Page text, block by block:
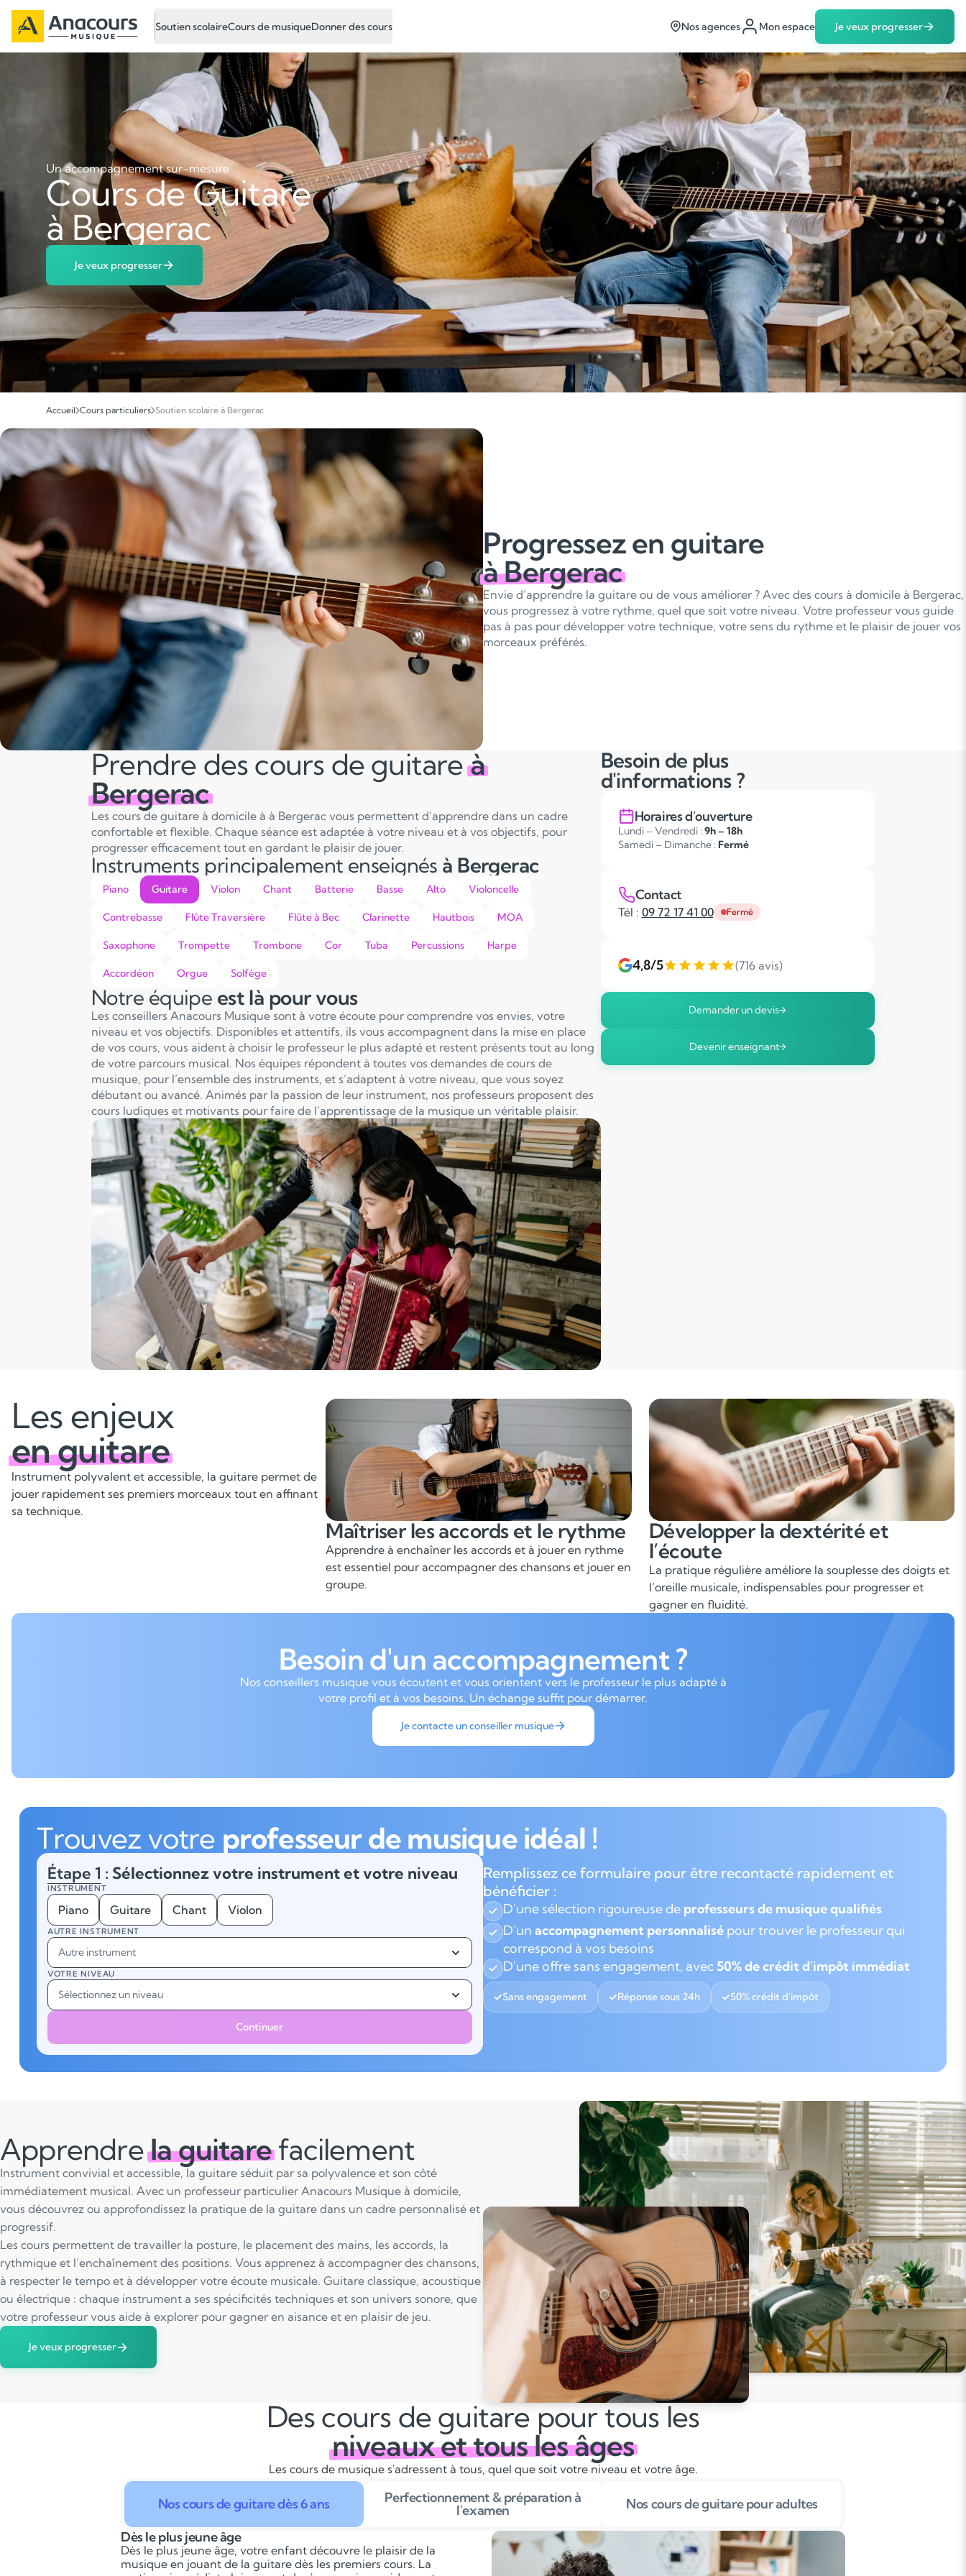
Soutien scolaireCours de musiqueDonner des cours Nos agences Mon espace Je veux progresser
Un accompagnement sur-mesure
Cours de Guitare
à Bergerac
Je veux progresser
Accueil Cours particuliers Soutien scolaire à Bergerac
Progressez en guitare
à Bergerac
Envie d’apprendre la guitare ou de vous améliorer ? Avec des cours à domicile à Bergerac,
vous progressez à votre rythme, quel que soit votre niveau. Votre professeur vous guide
pas à pas pour développer votre technique, votre sens du rythme et le plaisir de jouer vos
morceaux préférés.
Prendre des cours de guitareà
Bergerac
Les cours de guitare à domicile à à Bergerac vous permettent d’apprendre dans un cadre
confortable et flexible. Chaque séance est adaptée à votre niveau et à vos objectifs, pour
progresser efficacement tout en gardant le plaisir de jouer.
Instruments principalement enseignés à Bergerac
Piano Guitare Violon Chant Batterie Basse Alto Violoncelle
Contrebasse Flûte Traversière Flûte à Bec Clarinette Hautbois MOA
Saxophone Trompette Trombone Cor Tuba Percussions Harpe
Accordéon Orgue Solfège
Notre équipe est là pour vous
Les conseillers Anacours Musique sont à votre écoute pour comprendre vos envies, votre
niveau et vos objectifs. Disponibles et attentifs, ils vous accompagnent dans la mise en place
de vos cours, vous aident à choisir le professeur le plus adapté et restent présents tout au long
de votre parcours musical. Nos équipes répondent à toutes vos demandes de cours de
musique, pour l’ensemble des instruments, et s’adaptent à votre niveau, que vous soyez
débutant ou avancé. Animés par la passion de leur instrument, nos professeurs proposent des
cours ludiques et motivants pour faire de l’apprentissage de la musique un véritable plaisir.
Besoin de plus
d'informations ?
Horaires d'ouverture
Lundi – Vendredi : 9h – 18h
Samedi – Dimanche : Fermé
Contact
Tél : 09 72 17 41 00 Fermé
4,8/5 (716 avis)
Demander un devis
Devenir enseignant
Les enjeux
en guitare
Instrument polyvalent et accessible, la guitare permet de
jouer rapidement ses premiers morceaux tout en affinant
sa technique.
Maîtriser les accords et le rythme
Apprendre à enchaîner les accords et à jouer en rythme
est essentiel pour accompagner des chansons et jouer en
groupe.
Développer la dextérité et
l’écoute
La pratique régulière améliore la souplesse des doigts et
l’oreille musicale, indispensables pour progresser et
gagner en fluidité.
Besoin d'un accompagnement ?
Nos conseillers musique vous écoutent et vous orientent vers le professeur le plus adapté à
votre profil et à vos besoins. Un échange suffit pour démarrer.
Je contacte un conseiller musique
Trouvez votre professeur de musique idéal !
Remplissez ce formulaire pour être recontacté rapidement et
bénéficier :
D'une sélection rigoureuse de professeurs de musique qualifiés
D'un accompagnement personnalisé pour trouver le professeur qui
correspond à vos besoins
D'une offre sans engagement, avec 50% de crédit d'impôt immédiat
Sans engagement Réponse sous 24h 50% crédit d'impôt
Étape 1 : Sélectionnez votre instrument et votre niveau
INSTRUMENT
Piano Guitare Chant Violon
AUTRE INSTRUMENT
Autre instrument
VOTRE NIVEAU
Sélectionnez un niveau
Continuer
Apprendrela guitarefacilement
Instrument convivial et accessible, la guitare séduit par sa polyvalence et son côté
immédiatement musical. Avec un professeur particulier Anacours Musique à domicile,
vous découvrez ou approfondissez la pratique de la guitare dans un cadre personnalisé et
progressif.
Les cours permettent de travailler la posture, le placement des mains, les accords, la
rythmique et l’enchaînement des positions. Vous apprenez à accompagner des chansons,
à respecter le tempo et à développer votre écoute musicale. Guitare classique, acoustique
ou électrique : chaque instrument a ses spécificités techniques et son univers sonore, que
votre professeur vous aide à explorer pour gagner en aisance et en plaisir de jeu.
Je veux progresser
Des cours de guitare pour tous les
niveaux et tous les âges
Les cours de musique s'adressent à tous, quel que soit votre niveau et votre âge.
Nos cours de guitare dès 6 ans Perfectionnement & préparation à
l'examen
Nos cours de guitare pour adultes
Dès le plus jeune âge
Dès le plus jeune âge, votre enfant découvre le plaisir de la
musique en jouant de la guitare dès les premiers cours. La